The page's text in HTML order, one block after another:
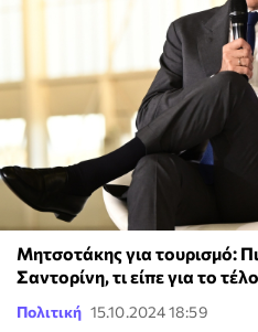
Μητσοτάκης για τουρισμό:
Σαντορίνη, τι είπε για το
Πολιτική 15.10.2024 18:59